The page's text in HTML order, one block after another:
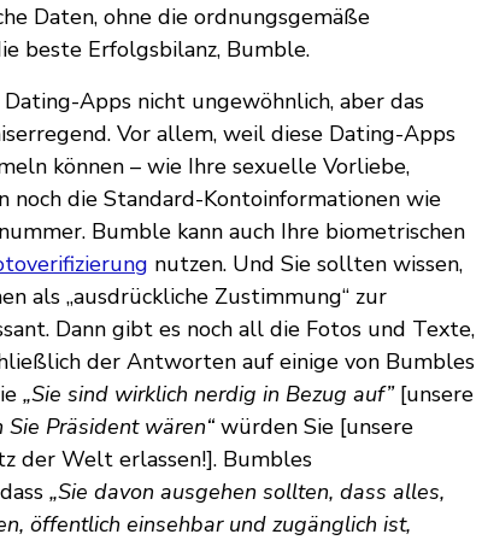
Daten, ohne die ordnungsgemäße
beste Erfolgsbilanz, Bumble.
Apps nicht ungewöhnlich, aber das
Vor allem, weil diese Dating-Apps
können – wie Ihre sexuelle Vorliebe,
die Standard-Kontoinformationen wie
Bumble kann auch Ihre biometrischen
nutzen. Und Sie sollten wissen,
als „ausdrückliche Zustimmung“ zur
Dann gibt es noch all die Fotos und Texte,
der Antworten auf einige von Bumbles
„Sie sind wirklich nerdig in Bezug auf”[unsere
Sie Präsident wären“ würden Sie [unsere
der Welt erlassen!]. Bumbles
„Sie davon ausgehen sollten, dass alles,
öffentlich einsehbar und zugänglich ist,